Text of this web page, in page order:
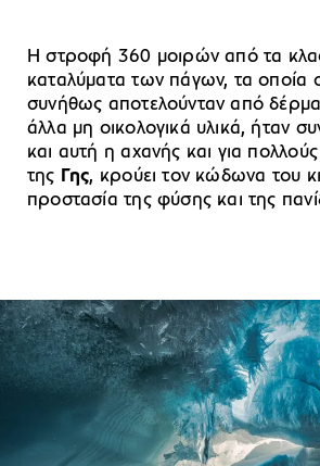
Η στροφή 360 μοιρών από τα
καταλύματα των πάγων, τα οποία
συνήθως αποτελούνταν από
άλλα μη οικολογικά υλικά, ήταν
και αυτή η αχανής και για
της Γης, κρούει τον κώδωνα του
προστασία της φύσης και της